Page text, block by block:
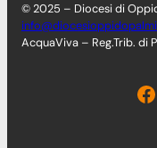
© 2025 – Diocesi di
AcquaViva – Reg.Trib. di
Facebook